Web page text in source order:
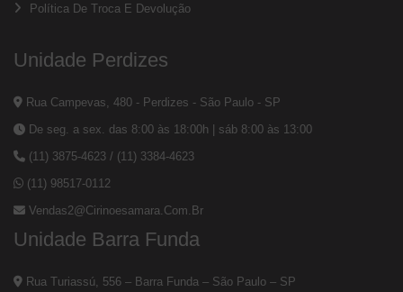
Política De Troca E Devolução
Unidade Perdizes
Rua Campevas, 480 - Perdizes - São Paulo - SP
De seg. a sex. das 8:00 às 18:00h | sáb 8:00 às 13:00
(11) 3875-4623 / (11) 3384-4623
(11) 98517-0112
Vendas2@cirinoesamara.com.br
Unidade Barra Funda
Rua Turiassú, 556 – Barra Funda – São Paulo – SP